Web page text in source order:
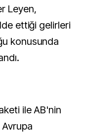
Leyen,
ettiği gelirleri
konusunda
ile AB'nin
Avrupa